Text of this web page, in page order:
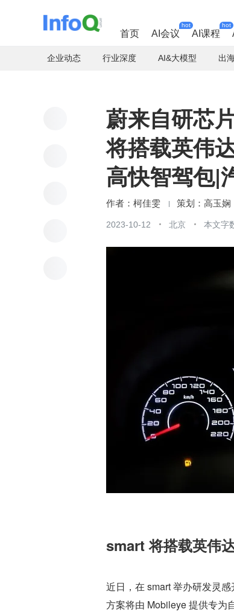
首页 AI会议
hot
AI课程
hot
企业动态 行业深度 AI&大模型 出
蔚来自研芯
将搭载英伟
高快智驾包|
柯佳雯 高玉娴
2023-10-12 北京 本文字
smart 将搭载英伟
近日，在 smart 举办研发灵
方案将由 Mobileye 提供专为